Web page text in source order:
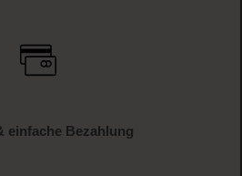
einfache Bezahlung